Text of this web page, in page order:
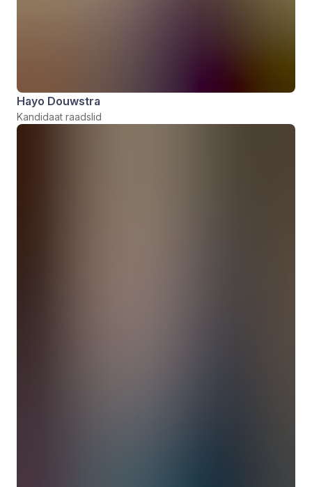
Hayo Douwstra
Kandidaat raadslid